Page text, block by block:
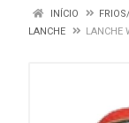
INÍCIO
LANCHE
LANCHE